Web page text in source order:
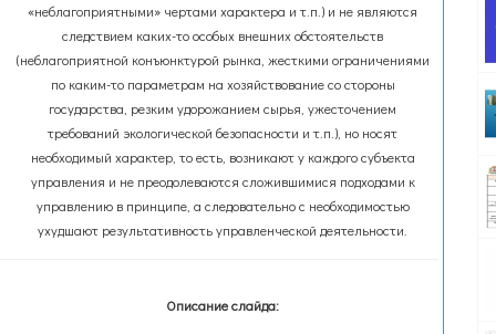
«неблагоприятными» чертами характера и т.п.) и не являются
следствием каких-то особых внешних обстоятельств
(неблагоприятной конъюнктурой рынка, жесткими ограничениями
по каким-то параметрам на хозяйствование со стороны
государства, резким удорожанием сырья, ужесточением
требований экологической безопасности и т.п.), но носят
необходимый характер, то есть, возникают у каждого субъекта
управления и не преодолеваются сложившимися подходами к
управлению в принципе, а следовательно с необходимостью
ухудшают результативность управленческой деятельности.
Описание слайда: